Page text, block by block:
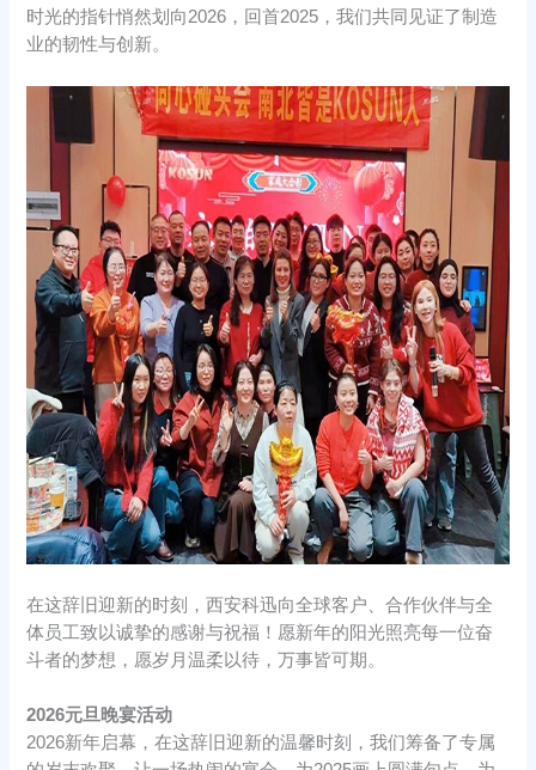
时光的指针悄然划向2026，回首2025，我们共同见证了制造
业的韧性与创新。
在这辞旧迎新的时刻，西安科迅向全球客户、合作伙伴与全
体员工致以诚挚的感谢与祝福！愿新年的阳光照亮每一位奋
斗者的梦想，愿岁月温柔以待，万事皆可期。
2026元旦晚宴活动
2026新年启幕，在这辞旧迎新的温馨时刻，我们筹备了专属